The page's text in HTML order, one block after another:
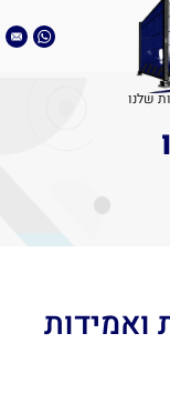
שלנו
ואמידות